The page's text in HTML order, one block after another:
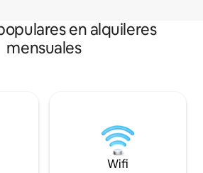
en alquileres
mensuales
Wifi